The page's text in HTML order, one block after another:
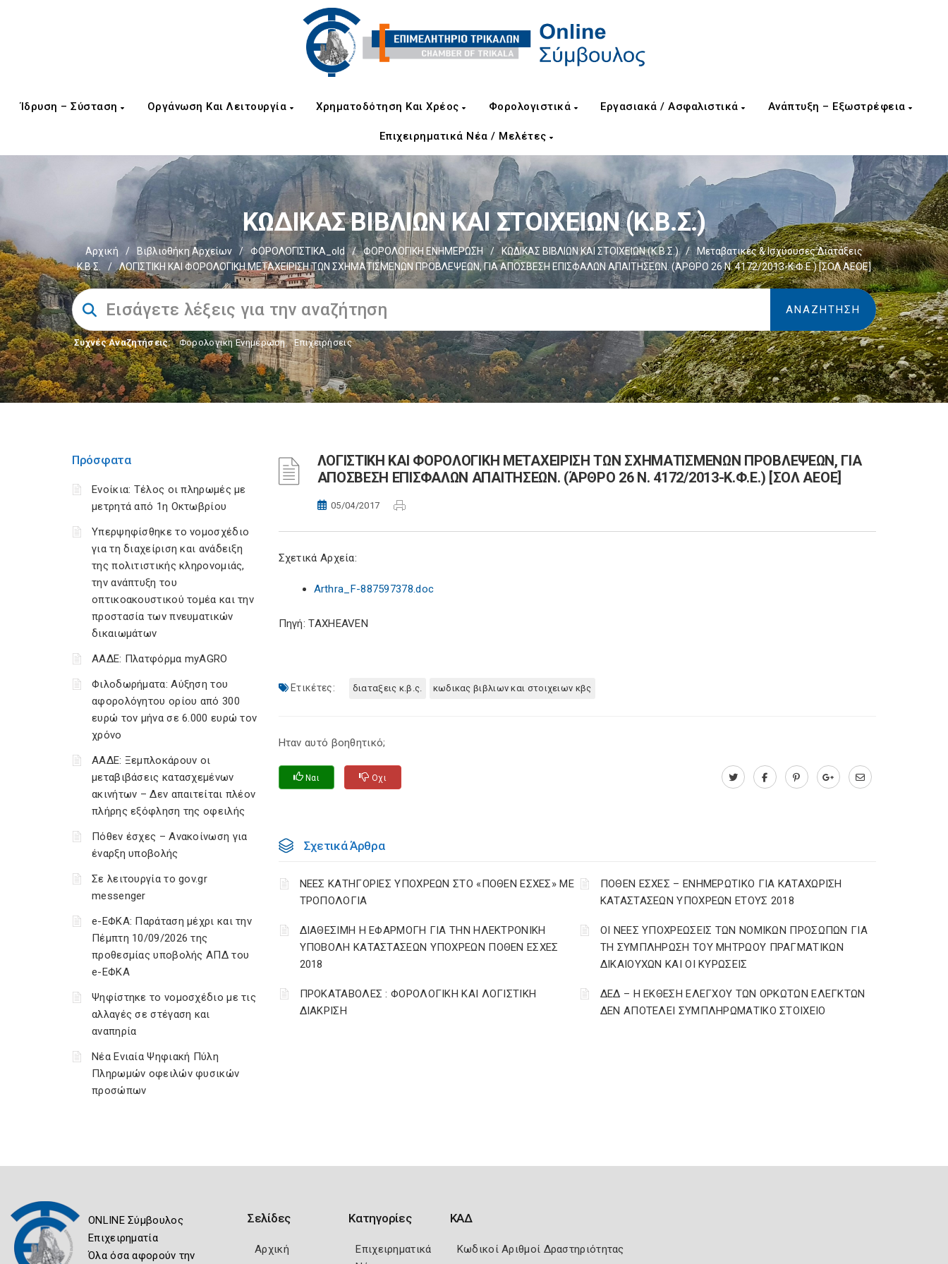
Ίδρυση – Σύσταση Οργάνωση Και Λειτουργία Χρηματοδότηση Και Χρέος Φορολογιστικά Εργασιακά / Ασφαλιστικά Ανάπτυξη – Εξωστρέφεια
Επιχειρηματικά Νέα / Μελέτες
ΚΩΔΙΚΑΣ ΒΙΒΛΙΩΝ ΚΑΙ ΣΤΟΙΧΕΙΩΝ (Κ.Β.Σ.)
Αρχική / Βιβλιοθήκη Αρχείων / ΦΟΡΟΛΟΓΙΣΤΙΚΑ_old / ΦΟΡΟΛΟΓΙΚΗ ΕΝΗΜΕΡΩΣΗ / ΚΩΔΙΚΑΣ ΒΙΒΛΙΩΝ ΚΑΙ ΣΤΟΙΧΕΙΩΝ (Κ.Β.Σ.) /
Μεταβατικές & Ισχύουσες Διατάξεις
Κ.Β.Σ.
/ ΛΟΓΙΣΤΙΚΗ ΚΑΙ ΦΟΡΟΛΟΓΙΚΗ ΜΕΤΑΧΕΙΡΙΣΗ ΤΩΝ ΣΧΗΜΑΤΙΣΜΕΝΩΝ ΠΡΟΒΛΕΨΕΩΝ, ΓΙΑ ΑΠΟΣΒΕΣΗ ΕΠΙΣΦΑΛΩΝ ΑΠΑΙΤΗΣΕΩΝ. (ΆΡΘΡΟ 26 Ν. 4172/2013-Κ.Φ.Ε.) [ΣΟΛ ΑΕΟΕ]
Συχνές Αναζητήσεις: Φορολογικη Ενημέρωση, Επιχειρήσεις
Πρόσφατα
Ενοίκια: Τέλος οι πληρωμές με
μετρητά από 1η Οκτωβρίου
Υπερψηφίσθηκε το νομοσχέδιο
για τη διαχείριση και ανάδειξη
της πολιτιστικής κληρονομιάς,
την ανάπτυξη του
οπτικοακουστικού τομέα και την
προστασία των πνευματικών
δικαιωμάτων
ΑΑΔΕ: Πλατφόρμα myAGRO
Φιλοδωρήματα: Αύξηση του
αφορολόγητου ορίου από 300
ευρώ τον μήνα σε 6.000 ευρώ τον
χρόνο
ΑΑΔΕ: Ξεμπλοκάρουν οι
μεταβιβάσεις κατασχεμένων
ακινήτων – Δεν απαιτείται πλέον
πλήρης εξόφληση της οφειλής
Πόθεν έσχες – Ανακοίνωση για
έναρξη υποβολής
Σε λειτουργία το gov.gr
messenger
e-ΕΦΚΑ: Παράταση μέχρι και την
Πέμπτη 10/09/2026 της
προθεσμίας υποβολής ΑΠΔ του
e-ΕΦΚΑ
Ψηφίστηκε το νομοσχέδιο με τις
αλλαγές σε στέγαση και
αναπηρία
Νέα Ενιαία Ψηφιακή Πύλη
Πληρωμών οφειλών φυσικών
προσώπων
ΛΟΓΙΣΤΙΚΗ ΚΑΙ ΦΟΡΟΛΟΓΙΚΗ ΜΕΤΑΧΕΙΡΙΣΗ ΤΩΝ ΣΧΗΜΑΤΙΣΜΕΝΩΝ ΠΡΟΒΛΕΨΕΩΝ, ΓΙΑ
ΑΠΟΣΒΕΣΗ ΕΠΙΣΦΑΛΩΝ ΑΠΑΙΤΗΣΕΩΝ. (ΆΡΘΡΟ 26 Ν. 4172/2013-Κ.Φ.Ε.) [ΣΟΛ ΑΕΟΕ]
05/04/2017
Σχετικά Αρχεία:
Arthra_F-887597378.doc
Πηγή: TAXHEAVEN
Ετικέτες: διαταξεις κ.β.ς. κωδικας βιβλιων και στοιχειων κβς
Ηταν αυτό βοηθητικό;
Ναι Οχι
Σχετικά Άρθρα
ΝΕΕΣ ΚΑΤΗΓΟΡΙΕΣ ΥΠΟΧΡΕΩΝ ΣΤΟ «ΠΟΘΕΝ ΕΣΧΕΣ» ΜΕ
ΤΡΟΠΟΛΟΓΙΑ
ΠΟΘΕΝ ΕΣΧΕΣ – ΕΝΗΜΕΡΩΤΙΚΟ ΓΙΑ ΚΑΤΑΧΩΡΙΣΗ
ΚΑΤΑΣΤΑΣΕΩΝ ΥΠΟΧΡΕΩΝ ΕΤΟΥΣ 2018
ΔΙΑΘΕΣΙΜΗ Η ΕΦΑΡΜΟΓΗ ΓΙΑ ΤΗΝ ΗΛΕΚΤΡΟΝΙΚΗ
ΥΠΟΒΟΛΗ ΚΑΤΑΣΤΑΣΕΩΝ ΥΠΟΧΡΕΩΝ ΠΟΘΕΝ ΕΣΧΕΣ
2018
ΟΙ ΝΕΕΣ ΥΠΟΧΡΕΩΣΕΙΣ ΤΩΝ ΝΟΜΙΚΩΝ ΠΡΟΣΩΠΩΝ ΓΙΑ
ΤΗ ΣΥΜΠΛΗΡΩΣΗ ΤΟΥ ΜΗΤΡΩΟΥ ΠΡΑΓΜΑΤΙΚΩΝ
ΔΙΚΑΙΟΥΧΩΝ ΚΑΙ ΟΙ ΚΥΡΩΣΕΙΣ
ΠΡΟΚΑΤΑΒΟΛΕΣ : ΦΟΡΟΛΟΓΙΚΗ ΚΑΙ ΛΟΓΙΣΤΙΚΗ
ΔΙΑΚΡΙΣΗ
ΔΕΔ – Η ΕΚΘΕΣΗ ΕΛΕΓΧΟΥ ΤΩΝ ΟΡΚΩΤΩΝ ΕΛΕΓΚΤΩΝ
ΔΕΝ ΑΠΟΤΕΛΕΙ ΣΥΜΠΛΗΡΩΜΑΤΙΚΟ ΣΤΟΙΧΕΙΟ
ONLINE Σύμβουλος
Επιχειρηματία
Όλα όσα αφορούν την
Σελίδες
Αρχική
Κατηγορίες
Επιχειρηματικά
ΚΑΔ
Κωδικοί Αριθμοί Δραστηριότητας